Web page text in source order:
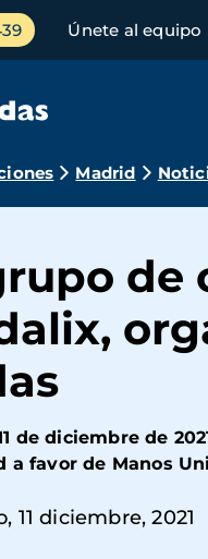
Únete al equipo
Madrid
de
de diciembre de
a favor de Manos
11 diciembre, 2021